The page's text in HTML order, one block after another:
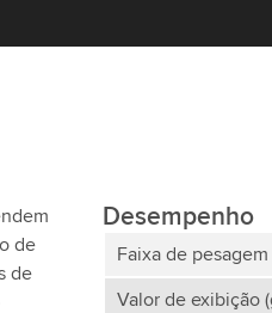
de
de
Desempenho
Faixa de
Valor de exibição